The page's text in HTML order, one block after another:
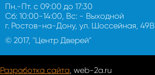
Пн.-Пт. с 09:00 до 17:30
Сб: 10:00-14:00, Вс: - Выходной
г. Ростов-на-Дону, ул. Шоссейная, 49В
© 2017, "Центр Дверей"
Разработка сайта, web-2a.ru